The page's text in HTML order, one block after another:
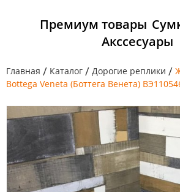
Премиум товары
Акссесуары
Главная / Каталог / Дорогие реплики /
Bottega Veneta (Боттега Венета)